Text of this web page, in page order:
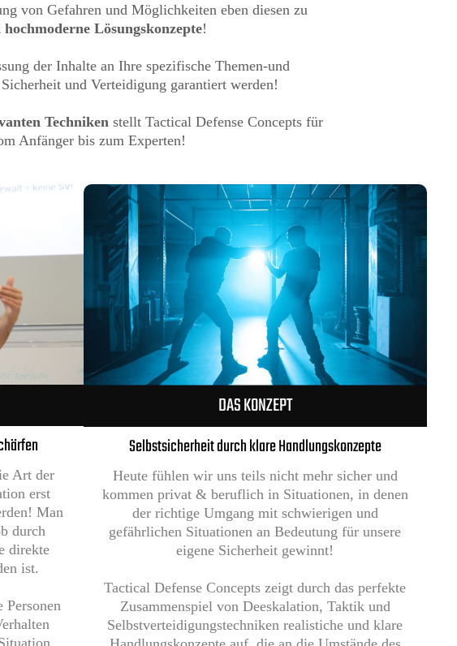
von Gefahren und Möglichkeiten eben diesen zu
Lösungskonzepte!
der Inhalte an Ihre spezifische Themen-und
und Verteidigung garantiert werden!
Techniken stellt Tactical Defense Concepts für
Anfänger bis zum Experten!
Art der
erst
Man
durch
direkte
ist.
Personen
DAS KONZEPT
Selbstsicherheit durch klare Handlungskonzepte
Heute fühlen wir uns teils nicht mehr sicher und
kommen privat & beruflich in Situationen, in denen
der richtige Umgang mit schwierigen und
gefährlichen Situationen an Bedeutung für unsere
eigene Sicherheit gewinnt!
Tactical Defense Concepts zeigt durch das perfekte
Zusammenspiel von Deeskalation, Taktik und
Selbstverteidigungstechniken realistiche und klare